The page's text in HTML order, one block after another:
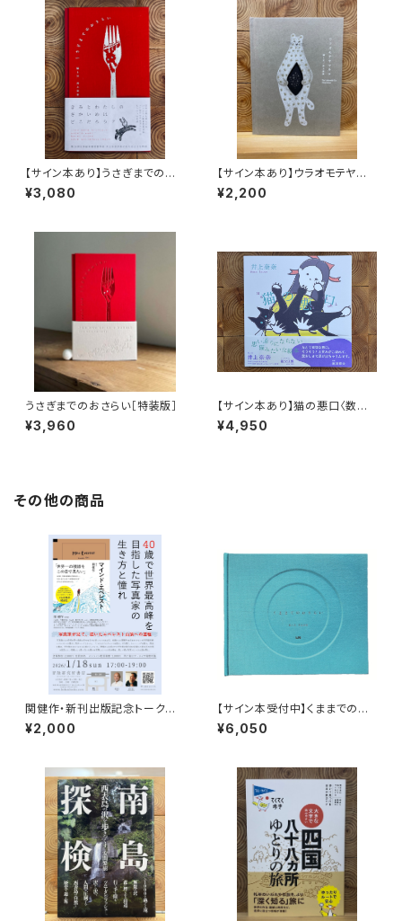
【サイン本あり】うさぎまでのお
さらい［通常版］
¥3,080
【サイン本あり】ウラオモテヤマ
ネコ
¥2,200
うさぎまでのおさらい［特装版］
¥3,960
【サイン本あり】猫の悪口〈数量
限定・オリジナルトート付き〉
¥4,950
その他の商品
関健作・新刊出版記念トークイ
ベント録画視聴権
¥2,000
【サイン本受付中】くままでのお
さらい〈特装新版〉
¥6,050